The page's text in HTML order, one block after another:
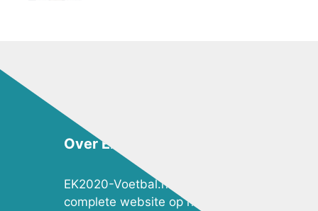
Over EK2020-Voetbal.nl
EK2020-Voetbal.nl is de meest
complete website op het gebied